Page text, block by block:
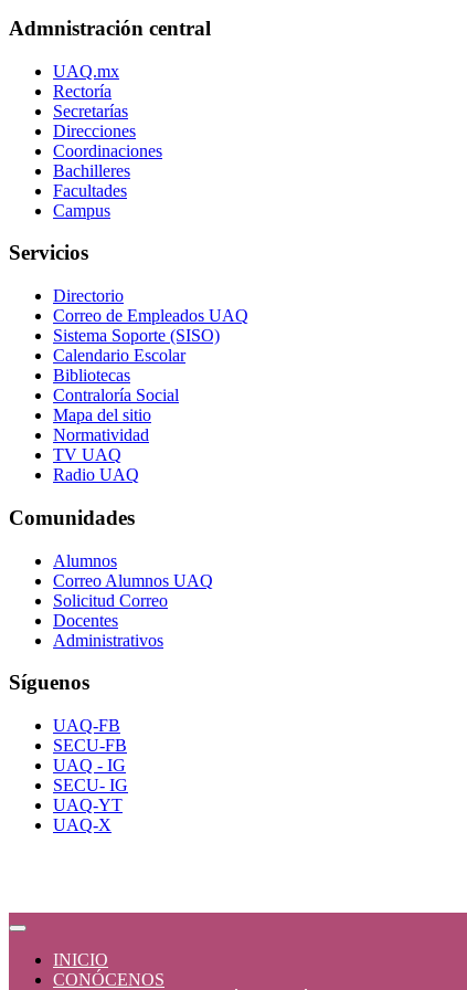
Admnistración central
UAQ.mx
Rectoría
Secretarías
Direcciones
Coordinaciones
Bachilleres
Facultades
Campus
Servicios
Directorio
Correo de Empleados UAQ
Sistema Soporte (SISO)
Calendario Escolar
Bibliotecas
Contraloría Social
Mapa del sitio
Normatividad
TV UAQ
Radio UAQ
Comunidades
Alumnos
Correo Alumnos UAQ
Solicitud Correo
Docentes
Administrativos
Síguenos
UAQ-FB
SECU-FB
UAQ - IG
SECU- IG
UAQ-YT
UAQ-X
INICIO
CONÓCENOS